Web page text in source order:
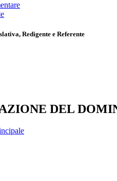
Redigente e Referente
DEL